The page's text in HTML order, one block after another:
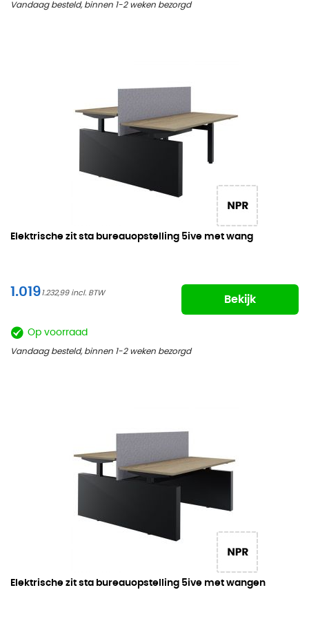
Vandaag besteld, binnen 1-2 weken bezorgd
Elektrische zit sta bureauopstelling 5ive met wang
1.0191.232,99
Bekijk
Op voorraad
Vandaag besteld, binnen 1-2 weken bezorgd
Elektrische zit sta bureauopstelling 5ive met wangen